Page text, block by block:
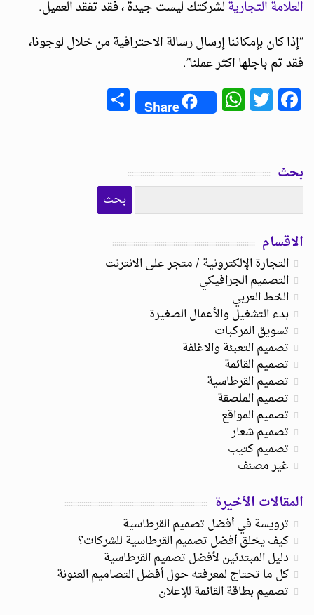
العلامة التجاريةلشركتك ليست جيدة ، فقد تفقد العميل.
“إذا كان بإمكاننا إرسال رسالة الاحترافية من خلال لوجونا،
فقد تم باجلها اكثر عملنا”.
Facebook
Twitter
WhatsApp
Share
بحث
الاقسام
التجارة الإلكترونية / متجر على الانترنت
التصميم الجرافيكي
الخط العربي
بدء التشغيل والأعمال الصغيرة
تسويق المركبات
تصميم التعبئة والاغلفة
تصميم القائمة
تصميم القرطاسية
تصميم الملصقة
تصميم المواقع
تصميم شعار
تصميم كتيب
غير مصنف
المقالات الأخيرة
ترويسة في أفضل تصميم القرطاسية
كيف يخلق أفضل تصميم القرطاسية للشركات؟
دليل المبتدئين لأفضل تصميم القرطاسية
كل ما تحتاج لمعرفته حول أفضل التصاميم العنونة
تصميم بطاقة القائمة للإعلان